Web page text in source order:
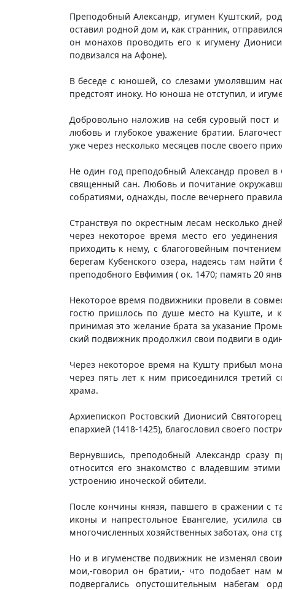
Преподобный Александр, игумен Куштский,
оставил родной дом и, как странник,
он монахов проводить его к игумену
подвизался на Афоне).
В беседе с юношей, со слезами умолявшим
предстоят иноку. Но юноша не отступил, и
Добровольно наложив на себя суровый пост
любовь и глубокое уважение братии.
уже через несколько месяцев после своего
Не один год преподобный Александр провел
священный сан. Любовь и почитание
собратиями, однажды, после вечернего
Странствуя по окрестным лесам несколько
через некоторое время место его
приходить к нему, с благоговейным
берегам Кубенского озера, надеясь там
преподобного Евфимия ( ок. 1470; память 20
Некоторое время подвижники провели в
гостю пришлось по душе место на Куште, и
принимая это желание брата за указание
ский подвижник продолжил свои подвиги в
Через некоторое время на Кушту прибыл
через пять лет к ним присоединился третий
храма.
Архиепископ Ростовский Дионисий
епархией (1418-1425), благословил своего
Вернувшись, преподобный Александр сразу
относится его знакомство с владевшим
устроению иноческой обители.
После кончины князя, павшего в сражении с
иконы и напрестольное Евангелие, усилила
многочисленных хозяйственных заботах, она
Но и в игуменстве подвижник не изменял
мои,-говорил он братии,- что подобает нам
подвергались опустошительным набегам